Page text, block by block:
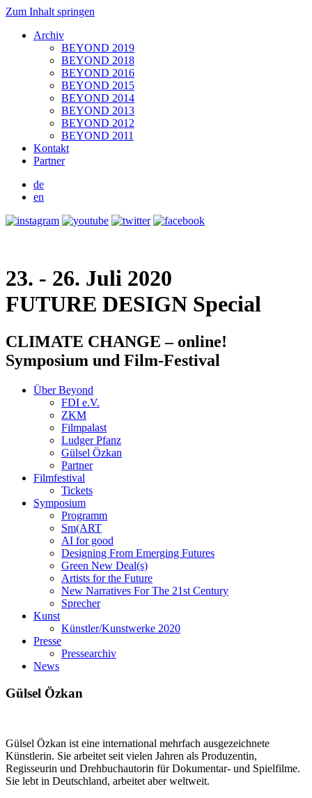
Zum Inhalt springen
Archiv
BEYOND 2019
BEYOND 2018
BEYOND 2016
BEYOND 2015
BEYOND 2014
BEYOND 2013
BEYOND 2012
BEYOND 2011
Kontakt
Partner
de
en
23. - 26. Juli 2020
FUTURE DESIGN Special
CLIMATE CHANGE – online!
Symposium und Film-Festival
Über Beyond
FDI e.V.
ZKM
Filmpalast
Ludger Pfanz
Gülsel Özkan
Partner
Filmfestival
Tickets
Symposium
Programm
Sm(ART
AI for good
Designing From Emerging Futures
Green New Deal(s)
Artists for the Future
New Narratives For The 21st Century
Sprecher
Kunst
Künstler/Kunstwerke 2020
Presse
Pressearchiv
News
Gülsel Özkan
Gülsel Özkan ist eine international mehrfach ausgezeichnete
Künstlerin. Sie arbeitet seit vielen Jahren als Produzentin,
Regisseurin und Drehbuchautorin für Dokumentar- und Spielfilme.
Sie lebt in Deutschland, arbeitet aber weltweit.